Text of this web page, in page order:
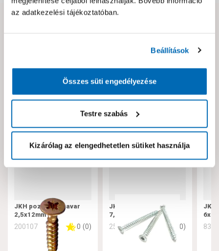
az adatkezelési tájékoztatóban.
Beállítások
Összes süti engedélyezése
Testre szabás
Kizárólag az elengedhetetlen sütiket használja
Neked ajánljuk!
JKH pozdorjacsavar
2,5x12mm
200107 0 (0)
JKH tokrögzítő csavar
7,5x182
256221 0 0)
JKH